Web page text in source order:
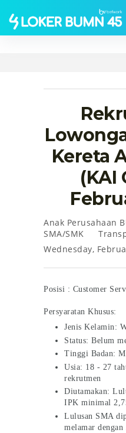
Kereta
(KAI
Anak Perusahaan
SMA/SMK
Wednesday,
Posisi : Customer
Persyaratan Khusus:
Jenis Kelamin:
Status: Belum
Tinggi Badan:
Usia: 18 - 27
rekrutmen
Diutamakan:
IPK minimal
Lulusan SMA
melamar